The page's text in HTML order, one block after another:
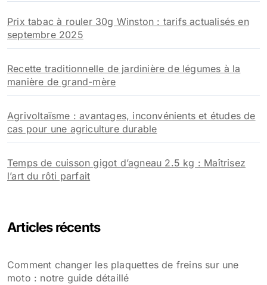
Prix tabac à rouler 30g Winston : tarifs actualisés en
septembre 2025
Recette traditionnelle de jardinière de légumes à la
manière de grand-mère
Agrivoltaïsme : avantages, inconvénients et études de
cas pour une agriculture durable
Temps de cuisson gigot d’agneau 2.5 kg : Maîtrisez
l’art du rôti parfait
Articles récents
Comment changer les plaquettes de freins sur une
moto : notre guide détaillé